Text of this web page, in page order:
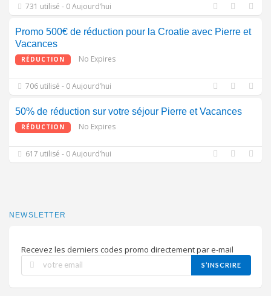
731 utilisé - 0 Aujourd’hui
Promo 500€ de réduction pour la Croatie avec Pierre et
Vacances
RÉDUCTION No Expires
706 utilisé - 0 Aujourd’hui
50% de réduction sur votre séjour Pierre et Vacances
RÉDUCTION No Expires
617 utilisé - 0 Aujourd’hui
NEWSLETTER
Recevez les derniers codes promo directement par e-mail
S’INSCRIRE